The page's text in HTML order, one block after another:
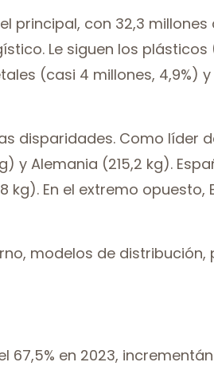
principal, con 32,3 millones
Le siguen los plásticos
(casi 4 millones, 4,9%)
disparidades. Como líder
Alemania (215,2 kg).
En el extremo opuesto,
modelos de distribución,
67,5% en 2023,